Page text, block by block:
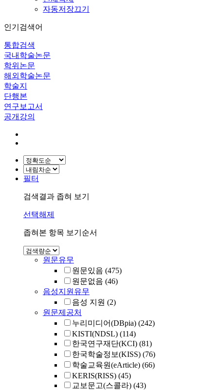
자동저장끄기
인기검색어
통합검색
국내학술논문
학위논문
해외학술논문
학술지
단행본
연구보고서
공개강의
필터
검색결과 좁혀 보기
선택해제
좁혀본 항목 보기순서
원문유무
원문있음 (475)
원문없음 (46)
음성지원유무
음성 지원 (2)
원문제공처
누리미디어(DBpia) (242)
KISTI(NDSL) (114)
한국연구재단(KCI) (81)
한국학술정보(KISS) (76)
학술교육원(eArticle) (66)
KERIS(RISS) (45)
교보문고(스콜라) (43)